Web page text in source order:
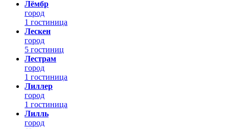
Лёмбр
город
1 гостиница
Лескен
город
5 гостиниц
Лестрам
город
1 гостиница
Лиллер
город
1 гостиница
Лилль
город